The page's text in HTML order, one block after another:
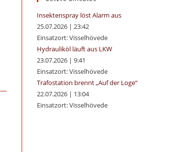
Insektenspray löst Alarm aus
25.07.2026| 23:42
Einsatzort: Visselhövede
Hydrauliköl läuft aus LKW
23.07.2026| 9:41
Einsatzort: Visselhövede
Trafostation brennt „Auf der Loge“
22.07.2026| 13:04
Einsatzort: Visselhövede